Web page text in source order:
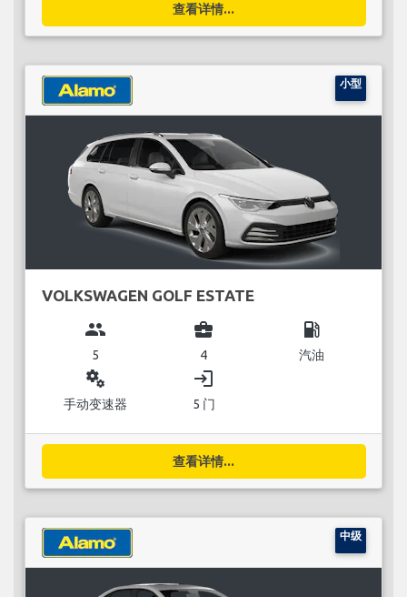
查看详情...
小型
VOLKSWAGEN GOLF ESTATE
group
5
business_center
4
local_gas_station
汽油
miscellaneous_services
手动变速器
login
5 门
查看详情...
中级